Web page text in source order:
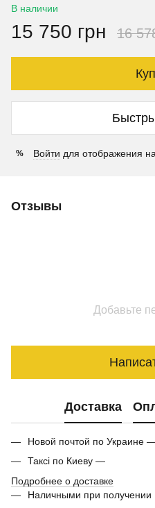
В наличии
15 750 грн 16
% Войти для отображения
Отзывы
Добавьте
Доставка
Новой почтой по Украине —
Таксі по Киеву —
Подробнее о доставке
Наличными при получении